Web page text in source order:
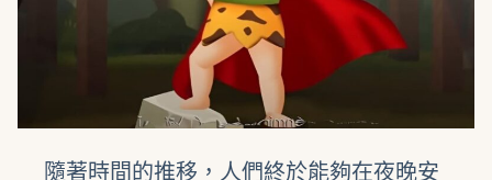
隨著時間的推移，人們終於能夠在夜晚安